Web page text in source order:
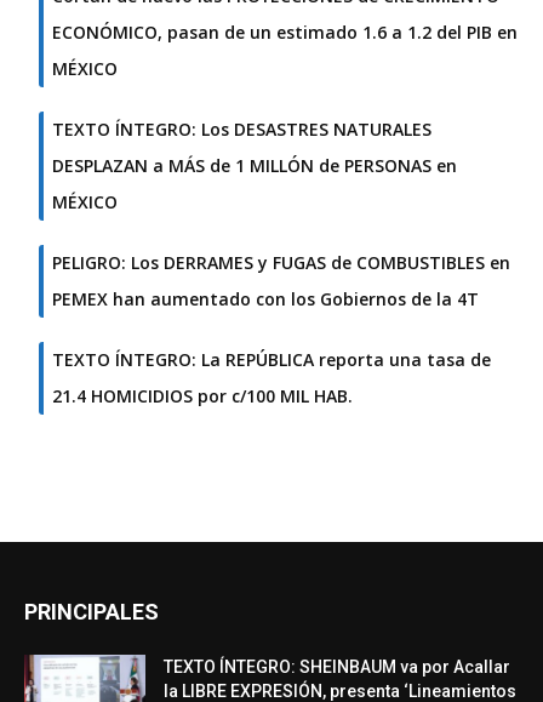
ECONÓMICO, pasan de un estimado 1.6 a 1.2 del PIB en
MÉXICO
TEXTO ÍNTEGRO: Los DESASTRES NATURALES
DESPLAZAN a MÁS de 1 MILLÓN de PERSONAS en
MÉXICO
PELIGRO: Los DERRAMES y FUGAS de COMBUSTIBLES en
PEMEX han aumentado con los Gobiernos de la 4T
TEXTO ÍNTEGRO: La REPÚBLICA reporta una tasa de
21.4 HOMICIDIOS por c/100 MIL HAB.
PRINCIPALES
TEXTO ÍNTEGRO: SHEINBAUM va por Acallar
la LIBRE EXPRESIÓN, presenta ‘Lineamientos